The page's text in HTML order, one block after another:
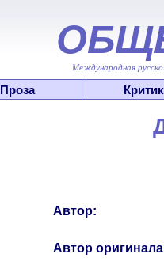
Международная
Проза
Автор:
Автор